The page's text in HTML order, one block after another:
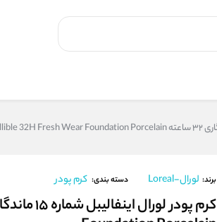
برند: لورال-Loreal دسته بندی: کرم پودر